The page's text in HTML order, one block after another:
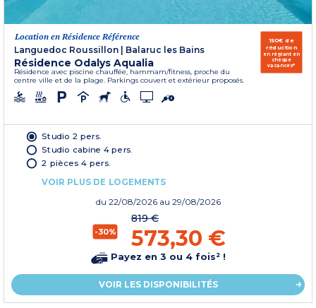
Location en Résidence Référence
Languedoc Roussillon | Balaruc les Bains
Résidence Odalys Aqualia
Résidence avec piscine chauffée, hammam/fitness, proche du
centre ville et de la plage. Parkings couvert et extérieur proposés.
150€ de
réduction
en réglant en
chèque
vacances*
Studio 2 pers.
Studio cabine 4 pers.
2 pièces 4 pers.
VOIR PLUS DE LOGEMENTS
du 22/08/2026 au 29/08/2026
-30%
819 €
573,30 €
Payez en 3 ou 4 fois² !
VOIR LES DISPONIBILITÉS